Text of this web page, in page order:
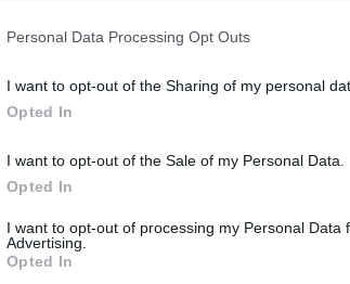
Personal Data Processing Opt Outs
I want to opt-out of the Sharing of my personal
Opted In
I want to opt-out of the Sale of my Personal Data.
Opted In
I want to opt-out of processing my Personal Data
Advertising.
Opted In